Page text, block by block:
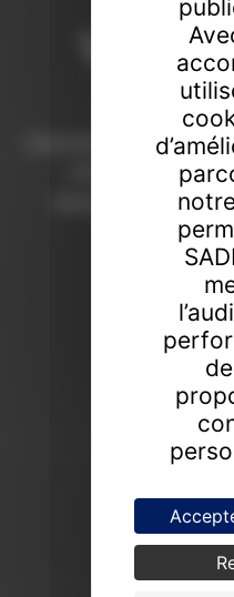
Commissaires-
Chaumont
d’excellence pour
FAIRE